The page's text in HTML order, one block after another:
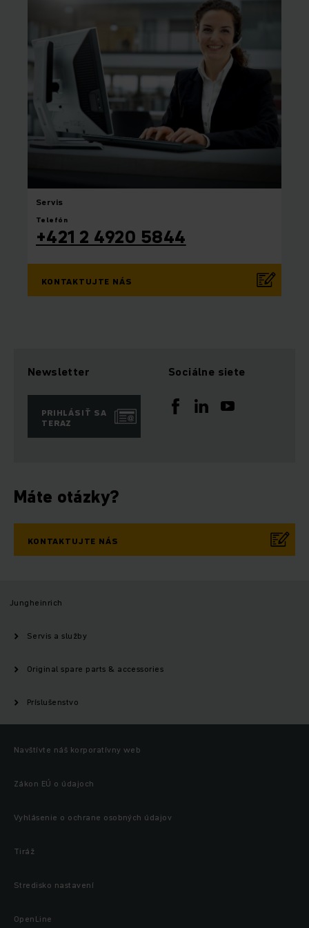
Servis
Telefón
+421 2 4920 5844
KONTAKTUJTE NÁS
Newsletter
PRIHLÁSIŤ SA
TERAZ
Sociálne siete
Máte otázky?
KONTAKTUJTE NÁS
Jungheinrich
Servis a služby
Original spare parts & accessories
Príslušenstvo
Navštívte náš korporatívny web
Zákon EÚ o údajoch
Vyhlásenie o ochrane osobných údajov
Tiráž
Stredisko nastavení
OpenLine